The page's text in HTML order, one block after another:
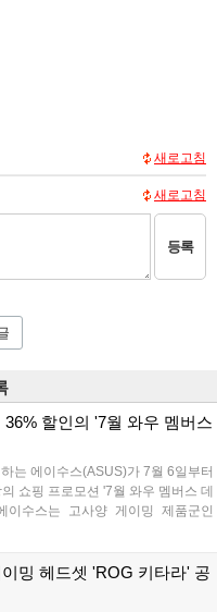
새로고침
새로고침
등록
할인의 '7월 와우 멤버스
는 에이수스(ASUS)가 7월 6일부터
쇼핑 프로모션 '7월 와우 멤버스 데
수스는 고사양 게이밍 제품군인
함한 총 29종의 노트북을 대상으로
밍 헤드셋 'ROG 키타라' 공